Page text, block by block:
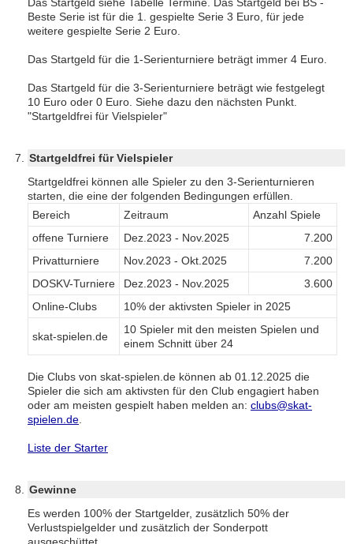
Beste Serie ist für die 1. gespielte Serie 3 Euro, für jede
weitere gespielte Serie 2 Euro.
Das Startgeld für die 1-Serienturniere beträgt immer 4 Euro.
Das Startgeld für die 3-Serienturniere beträgt wie festgelegt
10 Euro oder 0 Euro. Siehe dazu den nächsten Punkt.
"Startgeldfrei für Vielspieler"
Startgeldfrei für Vielspieler
Startgeldfrei können alle Spieler zu den 3-Serienturnieren
starten, die eine der folgenden Bedingungen erfüllen.
Bereich
Zeitraum
Anzahl Spiele
offene Turniere
Dez.2023 - Nov.2025
7.200
Privatturniere
Nov.2023 - Okt.2025
7.200
DOSKV-Turniere
Dez.2023 - Nov.2025
3.600
Online-Clubs
10% der aktivsten Spieler in 2025
skat-spielen.de
10 Spieler mit den meisten Spielen und
einem Schnitt über 24
Die Clubs von skat-spielen.de können ab 01.12.2025 die
Spieler die sich am aktivsten für den Club engagiert haben
oder am meisten gespielt haben melden an: clubs@skat-
spielen.de
Liste der Starter
Gewinne
Es werden 100% der Startgelder, zusätzlich 50% der
Verlustspielgelder und zusätzlich der Sonderpott